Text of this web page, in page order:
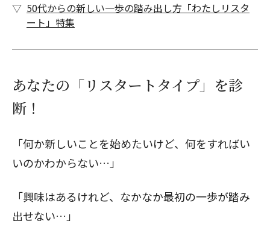
50代からの新しい一歩の踏み出し方「わたしリスタ
ート」特集
あなたの「リスタートタイプ」を診
断！
「何か新しいことを始めたいけど、何をすればい
いのかわからない…」
「興味はあるけれど、なかなか最初の一歩が踏み
出せない…」